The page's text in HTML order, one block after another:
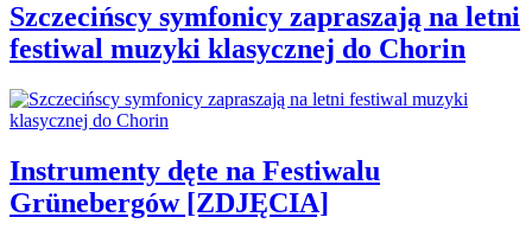
Szczecińscy symfonicy zapraszają na letni
festiwal muzyki klasycznej do Chorin
Instrumenty dęte na Festiwalu
Grünebergów [ZDJĘCIA]